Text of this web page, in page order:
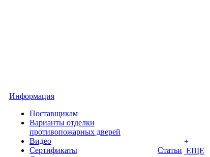
Информация
Поставщикам
Варианты отделки
противопожарных дверей
Видео
Сертификаты
Статьи
+
ЕЩЕ